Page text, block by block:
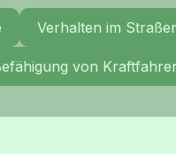
Verhalten im
von